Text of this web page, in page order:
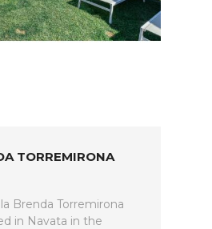
TORREMIRONA
Brenda Torremirona
in Navata in the